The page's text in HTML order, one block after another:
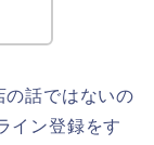
の話ではないの
イン登録をす